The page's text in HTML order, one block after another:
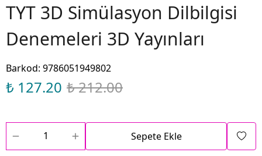
TYT 3D Simülasyon Dilbilgisi
Denemeleri 3D Yayınları
Barkod: 9786051949802
₺ 127.20 ₺ 212.00
Sepete Ekle